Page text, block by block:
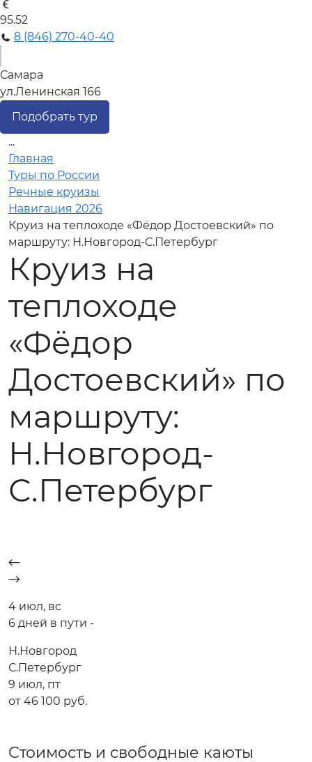
95.52
8 (846) 270-40-40
Самара
ул.Ленинская 166
Подобрать тур
...
Главная
Туры по России
Речные круизы
Навигация 2026
Круиз на теплоходе «Фёдор Достоевский» по
маршруту: Н.Новгород-С.Петербург
Круиз на
теплоходе
«Фёдор
Достоевский» по
маршруту:
Н.Новгород-
С.Петербург
4 июл, вс
6 дней в пути -
Н.Новгород
С.Петербург
9 июл, пт
от 46 100 руб.
Стоимость и свободные каюты